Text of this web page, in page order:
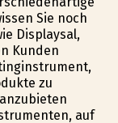
Sie noch
Displaysal,
Kunden
zu
auf